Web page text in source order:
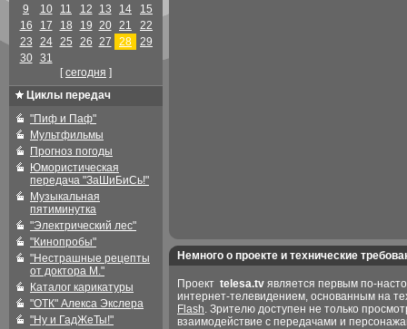
9
10 11 12 13 14
15
16
17 18 19 20 21
22
23
24 25 26 27 28
29
30
31
[cегодня ]
Циклы передач
"Пиф и Паф"
Мультфильмы
Прогноз погоды
Юмористическая
передача "ЗаШиБиСь!"
Музыкальная
пятиминутка
"Электрический лес"
"Кинопробы"
"Нестрашные рецепты
от доктора М."
Каталог карикатуры
"ОТК" Алекса Экслера
"Ну и ГадЖеТы!"
Немного о проекте и технические
Проект telesa.tv является первым по-
интернет-телевидением, основанным на
Flash. Зрителю доступен не только
взаимодействие с передачами и